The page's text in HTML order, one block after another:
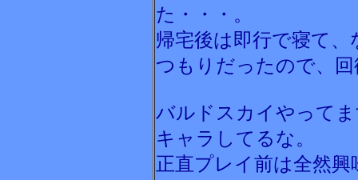
た・・・。
帰宅後は即行で寝て
つもりだったので、
バルドスカイやって
キャラしてるな。
正直プレイ前は全然